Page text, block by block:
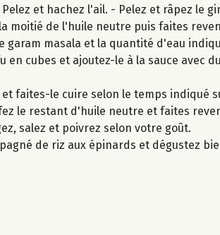
et hachez l'ail. - Pelez et râpez le
la moitié de l'huile neutre puis faites
masala et la quantité d'eau
cubes et ajoutez-le à la sauce avec
et faites-le cuire selon le temps indiqué
le restant d'huile neutre et faites
salez et poivrez selon votre goût.
de riz aux épinards et dégustez